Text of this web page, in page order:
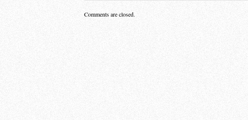
Comments are closed.